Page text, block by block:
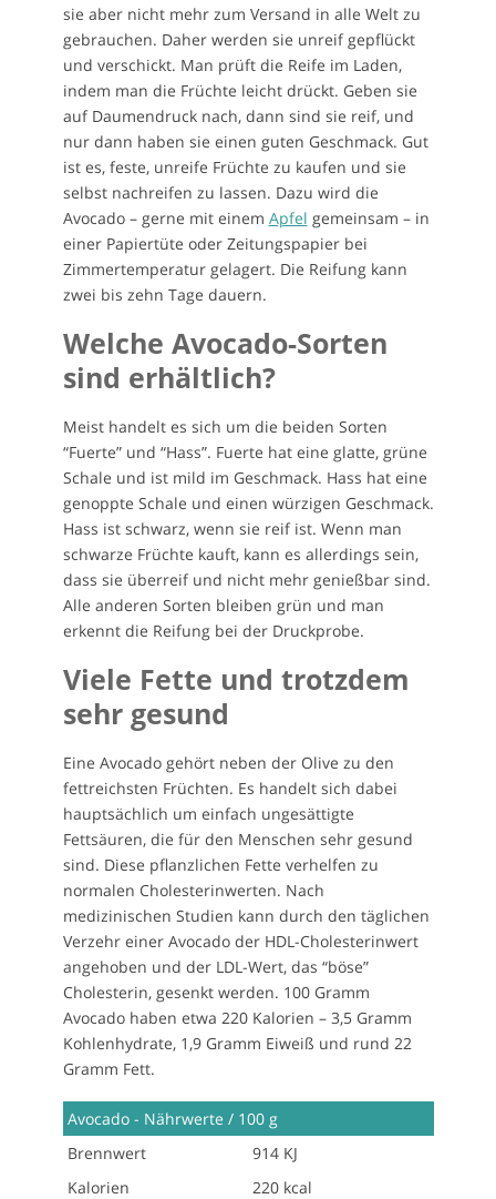
sie aber nicht mehr zum Versand in alle Welt zu
gebrauchen. Daher werden sie unreif gepflückt
und verschickt. Man prüft die Reife im Laden,
indem man die Früchte leicht drückt. Geben sie
auf Daumendruck nach, dann sind sie reif, und
nur dann haben sie einen guten Geschmack. Gut
ist es, feste, unreife Früchte zu kaufen und sie
selbst nachreifen zu lassen. Dazu wird die
Avocado – gerne mit einem Apfel gemeinsam – in
einer Papiertüte oder Zeitungspapier bei
Zimmertemperatur gelagert. Die Reifung kann
zwei bis zehn Tage dauern.
Welche Avocado-Sorten
sind erhältlich?
Meist handelt es sich um die beiden Sorten
“Fuerte” und “Hass”. Fuerte hat eine glatte, grüne
Schale und ist mild im Geschmack. Hass hat eine
genoppte Schale und einen würzigen Geschmack.
Hass ist schwarz, wenn sie reif ist. Wenn man
schwarze Früchte kauft, kann es allerdings sein,
dass sie überreif und nicht mehr genießbar sind.
Alle anderen Sorten bleiben grün und man
erkennt die Reifung bei der Druckprobe.
Viele Fette und trotzdem
sehr gesund
Eine Avocado gehört neben der Olive zu den
fettreichsten Früchten. Es handelt sich dabei
hauptsächlich um einfach ungesättigte
Fettsäuren, die für den Menschen sehr gesund
sind. Diese pflanzlichen Fette verhelfen zu
normalen Cholesterinwerten. Nach
medizinischen Studien kann durch den täglichen
Verzehr einer Avocado der HDL-Cholesterinwert
angehoben und der LDL-Wert, das “böse”
Cholesterin, gesenkt werden. 100 Gramm
Avocado haben etwa 220 Kalorien – 3,5 Gramm
Kohlenhydrate, 1,9 Gramm Eiweiß und rund 22
Gramm Fett.
Avocado - Nährwerte / 100 g
Brennwert
914 KJ
Kalorien
220 kcal